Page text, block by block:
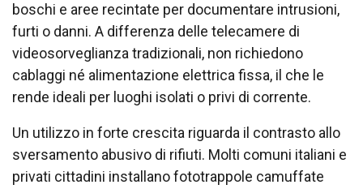
boschi e aree recintate per documentare intrusioni,
furti o danni. A differenza delle telecamere di
videosorveglianza tradizionali, non richiedono
cablaggi né alimentazione elettrica fissa, il che le
rende ideali per luoghi isolati o privi di corrente.
Un utilizzo in forte crescita riguarda il contrasto allo
sversamento abusivo di rifiuti. Molti comuni italiani e
privati cittadini installano fototrappole camuffate